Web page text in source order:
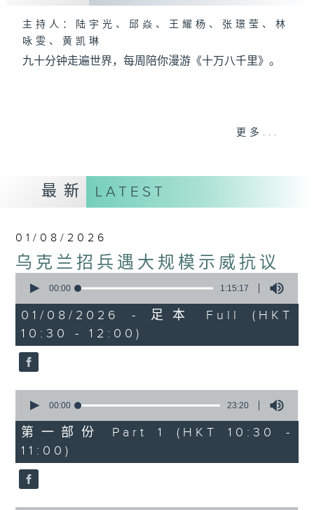
主持人：陆宇光、邱焱、王耀杨、张璟莹、林
咏雯、黄凯琳
九十分钟走遍世界，每周陪你漫游《十万八千里》。
更多...
最新 LATEST
01/08/2026
乌克兰招兵遇大规模示威抗议
seconds
1
hour,
15
minutes,
17
seconds
00:00 1:15:17
01/08/2026 - 足本 Full (HKT
10:30 - 12:00)
seconds
23
minutes,
20
seconds
00:00 23:20
第一部份 Part 1 (HKT 10:30 -
11:00)